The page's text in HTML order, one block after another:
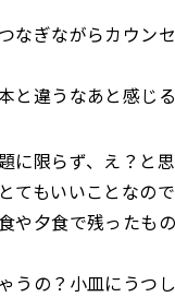
なぎながらカウン
と違うなあと感じ
に限らず、え？と
てもいいことなので
や夕食で残ったも
うの？小皿にうつ